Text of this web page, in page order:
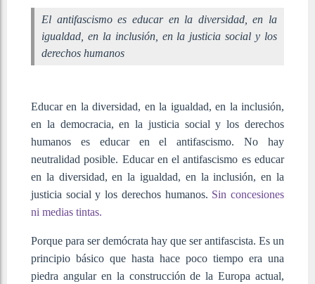
El antifascismo es educar en la diversidad, en la
igualdad, en la inclusión, en la justicia social y los
derechos humanos
Educar en la diversidad, en la igualdad, en la inclusión,
en la democracia, en la justicia social y los derechos
humanos es educar en el antifascismo. No hay
neutralidad posible. Educar en el antifascismo es educar
en la diversidad, en la igualdad, en la inclusión, en la
justicia social y los derechos humanos. Sin concesiones
ni medias tintas.
Porque para ser demócrata hay que ser antifascista. Es un
principio básico que hasta hace poco tiempo era una
piedra angular en la construcción de la Europa actual,